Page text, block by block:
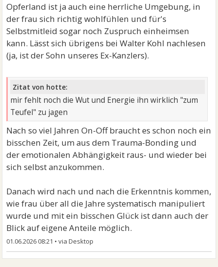
Opferland ist ja auch eine herrliche Umgebung, in
der frau sich richtig wohlfühlen und für's
Selbstmitleid sogar noch Zuspruch einheimsen
kann. Lässt sich übrigens bei Walter Kohl nachlesen
(ja, ist der Sohn unseres Ex-Kanzlers).
Zitat von hotte:
mir fehlt noch die Wut und Energie ihn wirklich "zum
Teufel" zu jagen
Nach so viel Jahren On-Off braucht es schon noch ein
bisschen Zeit, um aus dem Trauma-Bonding und
der emotionalen Abhängigkeit raus- und wieder bei
sich selbst anzukommen.
Danach wird nach und nach die Erkenntnis kommen,
wie frau über all die Jahre systematisch manipuliert
wurde und mit ein bisschen Glück ist dann auch der
Blick auf eigene Anteile möglich.
01.06.2026 08:21 •